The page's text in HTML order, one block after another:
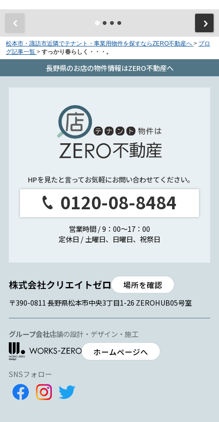
松本市・諏訪市近隣でテナント・事業用物件を探すならZERO不動産へ > ブロ
グ記事一覧 > すっかり春らしく・・・。
長野県のお店の物件情報はZERO不動産へ
HPを見たと言ってお気軽にお問い合わせてください。
0120-08-8484
営業時間 / 9：00～17：00
定休日 / 土曜日、日曜日、祝祭日
場所を確認
〒390-0811 長野県松本市中央3丁目1-26 ZEROHUB05号室
グループ会社店舗の設計・デザイン・施工
ホームページへ
SNSフォロー